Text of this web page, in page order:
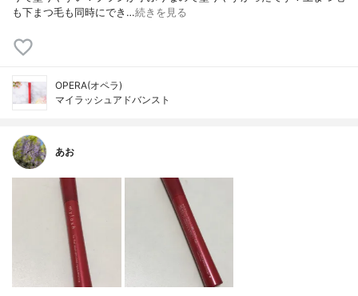
も下まつ毛も同時にでき…続きを見る
OPERA(オペラ)
マイラッシュアドバンスト
あお